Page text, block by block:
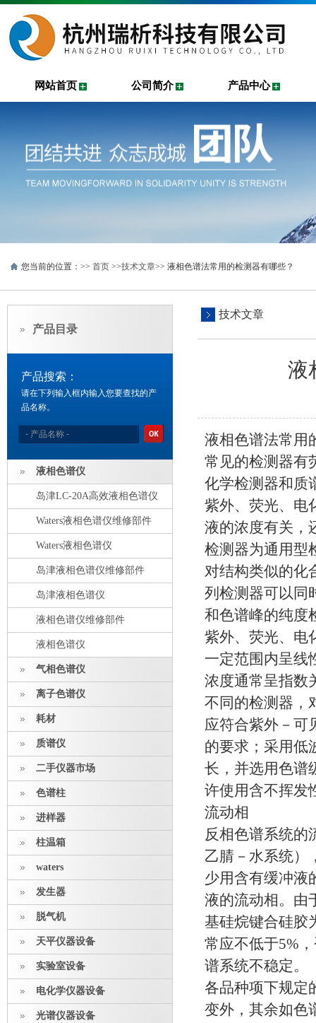
网站首页 公司简介 产品中心
您当前的位置：>> 首页 >>技术文章>> 液相色谱法常用的检测器有哪些？
产品目录
产品搜索：
请在下列输入框内输入您要查找的产
品名称。
液相色谱仪
岛津LC-20A高效液相色谱仪
Waters液相色谱仪维修部件
Waters液相色谱仪
岛津液相色谱仪维修部件
岛津液相色谱仪
液相色谱仪维修部件
液相色谱仪
气相色谱仪
离子色谱仪
耗材
质谱仪
二手仪器市场
色谱柱
进样器
柱温箱
waters
发生器
脱气机
天平仪器设备
实验室设备
电化学仪器设备
光谱仪器设备
技术文章
液
液相色谱法常用
常见的检测器有
化学检测器和质
紫外、荧光、电
液的浓度有关，
检测器为通用型
对结构类似的化
列检测器可以同
和色谱峰的纯度
紫外、荧光、电
一定范围内呈线
浓度通常呈指数
不同的检测器，
应符合紫外－可
的要求；采用低
长，并选用色谱
许使用含不挥发
流动相
反相色谱系统的
乙腈－水系统）
少用含有缓冲液
液的流动相。由
基硅烷键合硅胶
常应不低于5%
谱系统不稳定。
各品种项下规定
变外，其余如色